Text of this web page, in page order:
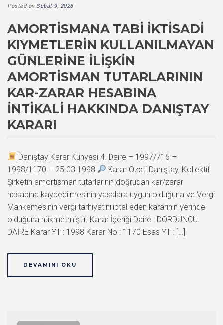
Posted on Şubat 9, 2026
AMORTISMANA TABI İKTISADI
KIYMETLERIN KULLANILMAYAN
GÜNLERINE İLIŞKIN
AMORTISMAN TUTARLARININ
KAR-ZARAR HESABINA
İNTIKALI HAKKINDA DANIŞTAY
KARARI
Danıştay Karar Künyesi 4. Daire – 1997/716 –
1998/1170 – 25.03.1998
Karar Özeti Danıştay, Kollektif
Şirketin amortisman tutarlarının doğrudan kar/zarar
hesabına kaydedilmesinin yasalara uygun olduğuna ve Vergi
Mahkemesinin vergi tarhiyatını iptal eden kararının yerinde
olduğuna hükmetmiştir. Karar İçeriği Daire : DÖRDÜNCÜ
DAİRE Karar Yılı : 1998 Karar No : 1170 Esas Yılı : […]
DEVAMINI OKU